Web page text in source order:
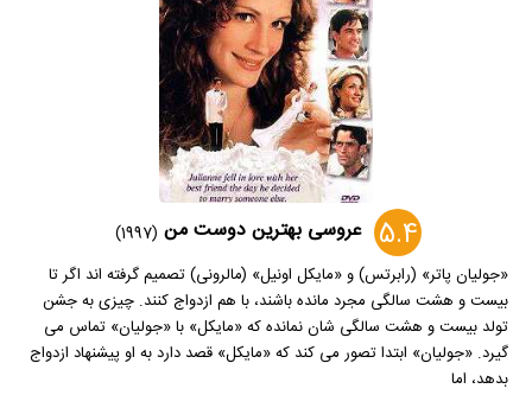
5.4 عروسی بهترین دوست من (1997)
«جولیان پاتر» (رابرتس) و «مایکل اونیل» (مالرونی) تصمیم گرفته اند اگر تا
بیست و هشت سالگی مجرد مانده باشند، با هم ازدواج کنند. چیزی به جشن
تولد بیست و هشت سالگی شان نمانده که «مایکل» با «جولیان» تماس می
گیرد. «جولیان» ابتدا تصور می کند که «مایکل» قصد دارد به او پیشنهاد ازدواج
بدهد، اما